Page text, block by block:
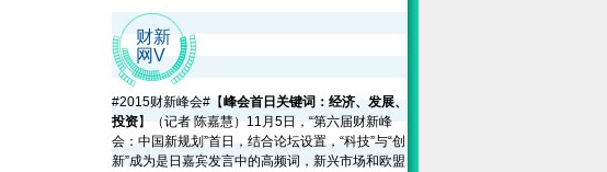
财新
网V
#2015财新峰会#【峰会首日关键词：经济、发展、
投资】（记者 陈嘉慧）11月5日，“第六届财新峰
会：中国新规划”首日，结合论坛设置，“科技”与“创
新”成为是日嘉宾发言中的高频词，新兴市场和欧盟